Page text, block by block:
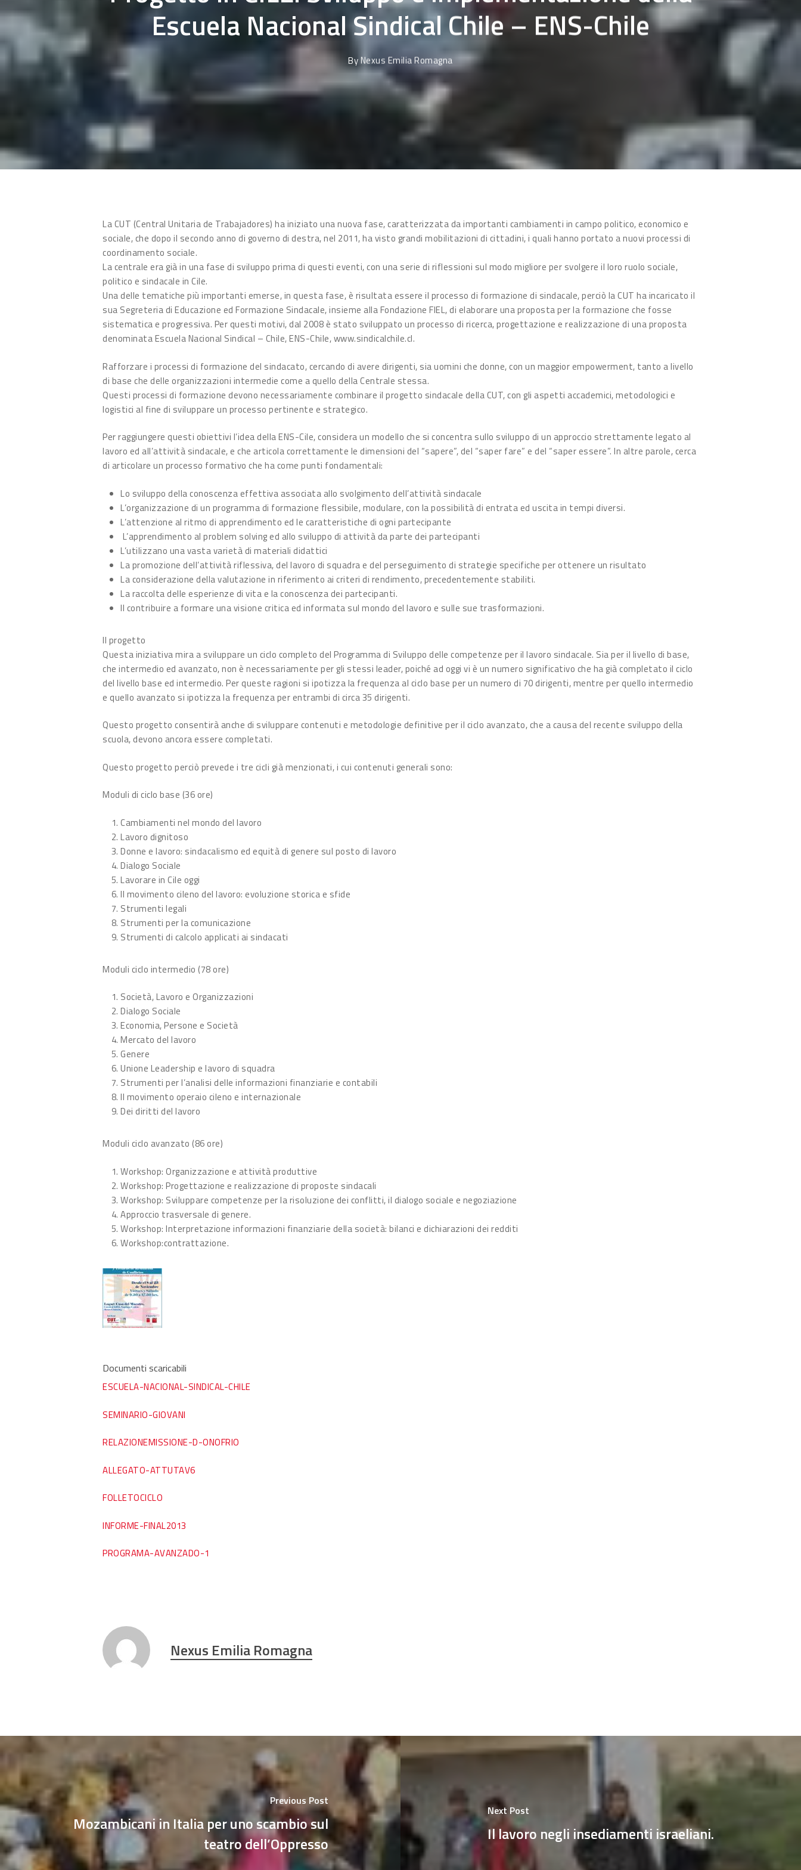
Escuela Nacional Sindical Chile – ENS-Chile
ByNexus Emilia Romagna
La CUT (Central Unitaria de Trabajadores) ha iniziato una nuova fase, caratterizzata da importanti cambiamenti in campo politico, economico e
sociale, che dopo il secondo anno di governo di destra, nel 2011, ha visto grandi mobilitazioni di cittadini, i quali hanno portato a nuovi processi di
coordinamento sociale.
La centrale era già in una fase di sviluppo prima di questi eventi, con una serie di riflessioni sul modo migliore per svolgere il loro ruolo sociale,
politico e sindacale in Cile.
Una delle tematiche più importanti emerse, in questa fase, è risultata essere il processo di formazione di sindacale, perciò la CUT ha incaricato il
sua Segreteria di Educazione ed Formazione Sindacale, insieme alla Fondazione FIEL, di elaborare una proposta per la formazione che fosse
sistematica e progressiva. Per questi motivi, dal 2008 è stato sviluppato un processo di ricerca, progettazione e realizzazione di una proposta
denominata Escuela Nacional Sindical – Chile, ENS-Chile, www.sindicalchile.cl.
Rafforzare i processi di formazione del sindacato, cercando di avere dirigenti, sia uomini che donne, con un maggior empowerment, tanto a livello
di base che delle organizzazioni intermedie come a quello della Centrale stessa.
Questi processi di formazione devono necessariamente combinare il progetto sindacale della CUT, con gli aspetti accademici, metodologici e
logistici al fine di sviluppare un processo pertinente e strategico.
Per raggiungere questi obiettivi l’idea della ENS-Cile, considera un modello che si concentra sullo sviluppo di un approccio strettamente legato al
lavoro ed all’attività sindacale, e che articola correttamente le dimensioni del “sapere”, del “saper fare” e del “saper essere”. In altre parole, cerca
di articolare un processo formativo che ha come punti fondamentali:
Lo sviluppo della conoscenza effettiva associata allo svolgimento dell’attività sindacale
L’organizzazione di un programma di formazione flessibile, modulare, con la possibilità di entrata ed uscita in tempi diversi.
L’attenzione al ritmo di apprendimento ed le caratteristiche di ogni partecipante
L’apprendimento al problem solving ed allo sviluppo di attività da parte dei partecipanti
L’utilizzano una vasta varietà di materiali didattici
La promozione dell’attività riflessiva, del lavoro di squadra e del perseguimento di strategie specifiche per ottenere un risultato
La considerazione della valutazione in riferimento ai criteri di rendimento, precedentemente stabiliti.
La raccolta delle esperienze di vita e la conoscenza dei partecipanti.
Il contribuire a formare una visione critica ed informata sul mondo del lavoro e sulle sue trasformazioni.
Il progetto
Questa iniziativa mira a sviluppare un ciclo completo del Programma di Sviluppo delle competenze per il lavoro sindacale. Sia per il livello di base,
che intermedio ed avanzato, non è necessariamente per gli stessi leader, poiché ad oggi vi è un numero significativo che ha già completato il ciclo
del livello base ed intermedio. Per queste ragioni si ipotizza la frequenza al ciclo base per un numero di 70 dirigenti, mentre per quello intermedio
e quello avanzato si ipotizza la frequenza per entrambi di circa 35 dirigenti.
Questo progetto consentirà anche di sviluppare contenuti e metodologie definitive per il ciclo avanzato, che a causa del recente sviluppo della
scuola, devono ancora essere completati.
Questo progetto perciò prevede i tre cicli già menzionati, i cui contenuti generali sono:
Moduli di ciclo base (36 ore)
Cambiamenti nel mondo del lavoro
Lavoro dignitoso
Donne e lavoro: sindacalismo ed equità di genere sul posto di lavoro
Dialogo Sociale
Lavorare in Cile oggi
Il movimento cileno del lavoro: evoluzione storica e sfide
Strumenti legali
Strumenti per la comunicazione
Strumenti di calcolo applicati ai sindacati
Moduli ciclo intermedio (78 ore)
Società, Lavoro e Organizzazioni
Dialogo Sociale
Economia, Persone e Società
Mercato del lavoro
Genere
Unione Leadership e lavoro di squadra
Strumenti per l’analisi delle informazioni finanziarie e contabili
Il movimento operaio cileno e internazionale
Dei diritti del lavoro
Moduli ciclo avanzato (86 ore)
Workshop: Organizzazione e attività produttive
Workshop: Progettazione e realizzazione di proposte sindacali
Workshop: Sviluppare competenze per la risoluzione dei conflitti, il dialogo sociale e negoziazione
Approccio trasversale di genere.
Workshop: Interpretazione informazioni finanziarie della società: bilanci e dichiarazioni dei redditi
Workshop:contrattazione.
Documenti scaricabili
ESCUELA-NACIONAL-SINDICAL-CHILE
SEMINARIO-GIOVANI
RELAZIONEMISSIONE-D-ONOFRIO
ALLEGATO-ATTUTAV6
FOLLETOCICLO
INFORME-FINAL2013
PROGRAMA-AVANZADO-1
Nexus Emilia Romagna
Previous Post
Mozambicani in Italia per uno scambio sul
teatro dell’Oppresso
Next Post
Il lavoro negli insediamenti israeliani.